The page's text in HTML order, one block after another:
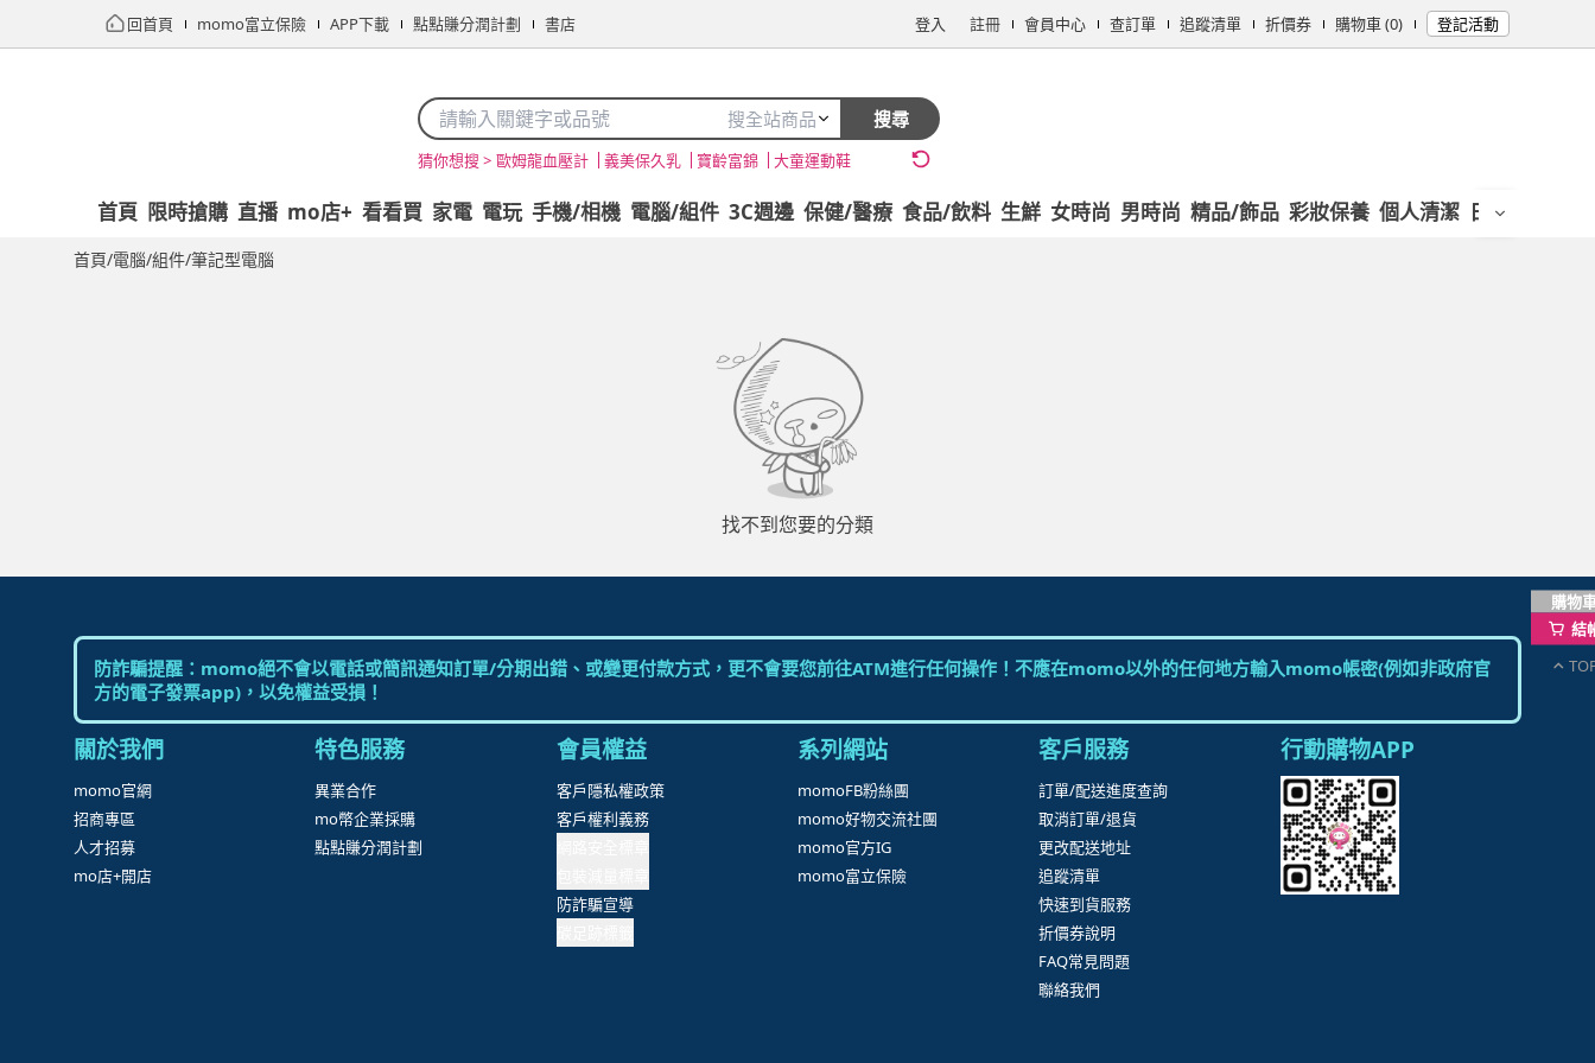
回首頁 momo富立保險 APP下載 點點賺分潤計劃 書店 登入 註冊 會員中心 查訂單 追蹤清單 折價券 購物車 (0) 登記活動
搜全站商品 搜尋
猜你想搜 > 歐姆龍血壓計 義美保久乳 寶齡富錦 大童運動鞋
首頁 限時搶購 直播 mo店+ 看看買 家電 電玩 手機/相機 電腦/組件 3C週邊 保健/醫療 食品/飲料 生鮮 女時尚 男時尚 精品/飾品 彩妝保養 個人清潔 日用/紙品
首頁/電腦/組件/筆記型電腦
找不到您要的分類
購物
結
防詐騙提醒：momo絕不會以電話或簡訊通知訂單/分期出錯、或變更付款方式，更不會要您前往ATM進行任何操作！不應在momo以外的任何地方輸入momo帳密(例如非政府官
方的電子發票app)，以免權益受損！
關於我們
momo官網
招商專區
人才招募
mo店+開店
特色服務
異業合作
mo幣企業採購
點點賺分潤計劃
會員權益
客戶隱私權政策
客戶權利義務
防詐騙宣導
系列網站
momoFB粉絲團
momo好物交流社團
momo官方IG
momo富立保險
客戶服務
訂單/配送進度查詢
取消訂單/退貨
更改配送地址
追蹤清單
快速到貨服務
折價券說明
FAQ常見問題
聯絡我們
行動購物APP